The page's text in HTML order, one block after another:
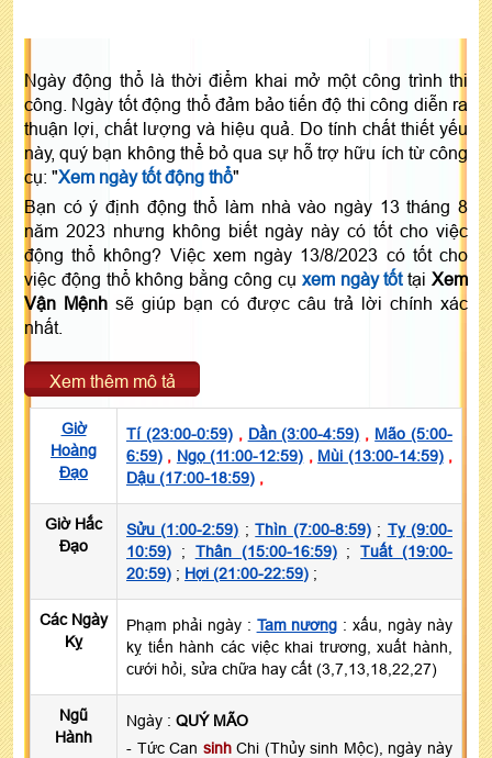
Ngày động thổ là thời điểm khai mở một công trình thi
công. Ngày tốt động thổ đảm bảo tiến độ thi công diễn ra
thuận lợi, chất lượng và hiệu quả. Do tính chất thiết yếu
này, quý bạn không thể bỏ qua sự hỗ trợ hữu ích từ công
cụ: "Xem ngày tốt động thổ"
Bạn có ý định động thổ làm nhà vào ngày 13 tháng 8
năm 2023 nhưng không biết ngày này có tốt cho việc
động thổ không? Việc xem ngày 13/8/2023 có tốt cho
việc động thổ không bằng công cụ xem ngày tốttạiXem
Vận Mệnh sẽ giúp bạn có được câu trả lời chính xác
nhất.
Xem thêm mô tả
Giờ
Hoàng
Đạo
Tí (23:00-0:59), Dần (3:00-4:59) , Mão (5:00-
6:59) , Ngọ (11:00-12:59) , Mùi (13:00-14:59),
Dậu (17:00-18:59) ,
Giờ Hắc
Đạo
Sửu (1:00-2:59) ;Thìn (7:00-8:59); Tỵ (9:00-
10:59) ; Thân (15:00-16:59);Tuất (19:00-
20:59) ; Hợi (21:00-22:59) ;
Các Ngày
Kỵ
Phạm phải ngày : Tam nương : xấu, ngày này
kỵ tiến hành các việc khai trương, xuất hành,
cưới hỏi, sửa chữa hay cất (3,7,13,18,22,27)
Ngũ
Hành
Ngày : QUÝ MÃO
- Tức Can sinhChi (Thủy sinh Mộc), ngày này